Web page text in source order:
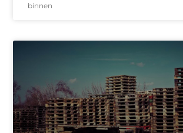
binnen